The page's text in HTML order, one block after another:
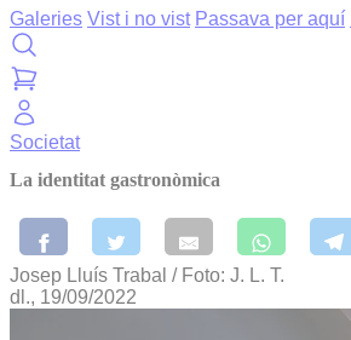
Galeries Vist i no vist Passava per aquí
Societat
La identitat gastronòmica
Josep Lluís Trabal / Foto: J. L. T.
dl., 19/09/2022